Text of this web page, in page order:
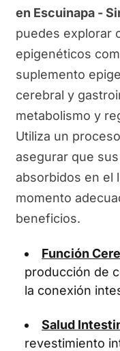
en Escuinapa -
puedes explorar
epigenéticos
suplemento
cerebral y
metabolismo y
Utiliza un
asegurar que
absorbidos en el
momento
beneficios.
Función
producción de
la conexión
Salud
revestimiento